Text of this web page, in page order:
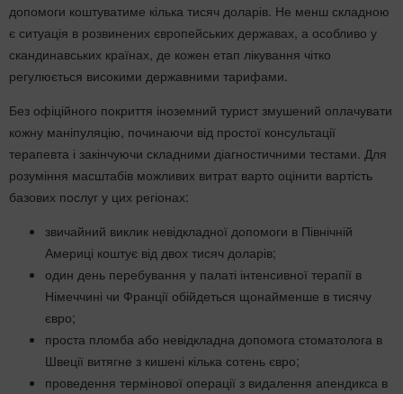
допомоги коштуватиме кілька тисяч доларів. Не менш складною
є ситуація в розвинених європейських державах, а особливо у
скандинавських країнах, де кожен етап лікування чітко
регулюється високими державними тарифами.
Без офіційного покриття іноземний турист змушений оплачувати
кожну маніпуляцію, починаючи від простої консультації
терапевта і закінчуючи складними діагностичними тестами. Для
розуміння масштабів можливих витрат варто оцінити вартість
базових послуг у цих регіонах:
звичайний виклик невідкладної допомоги в Північній
Америці коштує від двох тисяч доларів;
один день перебування у палаті інтенсивної терапії в
Німеччині чи Франції обійдеться щонайменше в тисячу
євро;
проста пломба або невідкладна допомога стоматолога в
Швеції витягне з кишені кілька сотень євро;
проведення термінової операції з видалення апендикса в